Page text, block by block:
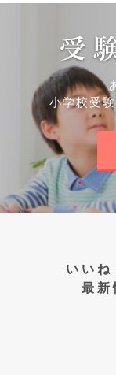
小学校受
いいね
最新